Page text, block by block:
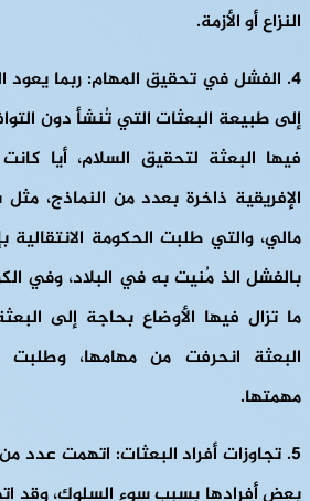
النزاع أو الأزمة.
4. الفشل في تحقيق المهام:
ربما يعود
إلى طبيعة البعثات التي تُنشأ دون
فيها البعثة لتحقيق السلام، أيا
الإفريقية ذاخرة بعدد من النماذج،
مالي، والتي طلبت الحكومة الانتقالية
بالفشل الذ مُنيت به في البلاد، وفي
ما تزال فيها الأوضاع بحاجة إلى
البعثة انحرفت من مهامها، وطلبت
مهمتها.
5. تجاوزات أفراد البعثات:
اتهمت عدد